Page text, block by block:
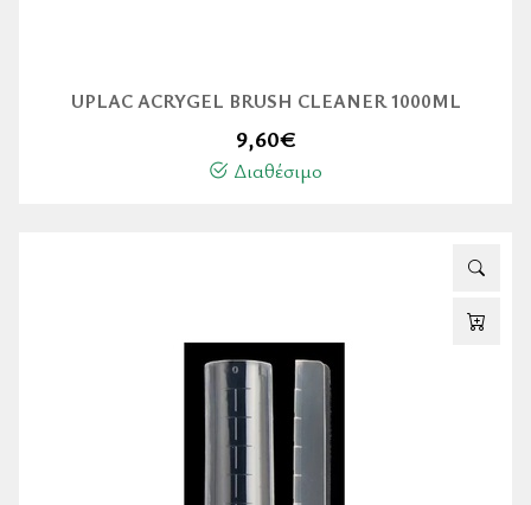
UPLAC ACRYGEL BRUSH CLEANER 1000ML
9,60€
Διαθέσιμο